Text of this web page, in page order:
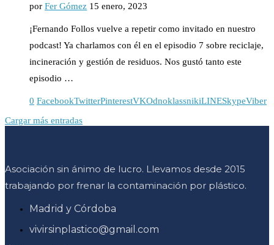
por Fer Gómez 15 enero, 2023
¡Fernando Follos vuelve a repetir como invitado en nuestro
podcast! Ya charlamos con él en el episodio 7 sobre reciclaje,
incineración y gestión de residuos. Nos gustó tanto este
episodio …
0 FacebookTwitterPinterestVKOdnoklassnikiLINESkypeViber
Cargar más entradas
Asociación sin ánimo de lucro. Llevamos desde 2015
trabajando por frenar la contaminación por plástico.
Madrid y Córdoba
vivirsinplastico@gmail.com